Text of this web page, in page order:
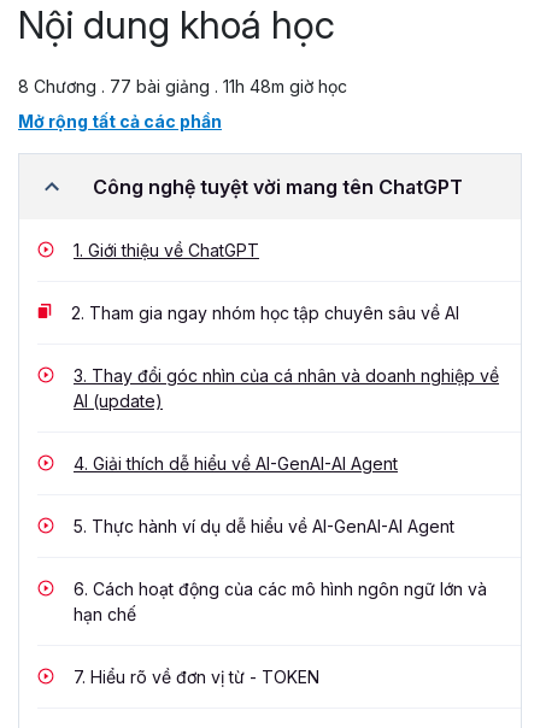
Nội dung khoá học
8 Chương . 77 bài giảng . 11h 48m giờ học
Mở rộng tất cả các phần
Công nghệ tuyệt vời mang tên ChatGPT
1. Giới thiệu về ChatGPT
2. Tham gia ngay nhóm học tập chuyên sâu về AI
3. Thay đổi góc nhìn của cá nhân và doanh nghiệp về
AI (update)
4. Giải thích dễ hiểu về AI-GenAI-AI Agent
5. Thực hành ví dụ dễ hiểu về AI-GenAI-AI Agent
6. Cách hoạt động của các mô hình ngôn ngữ lớn và
hạn chế
7. Hiểu rõ về đơn vị từ - TOKEN